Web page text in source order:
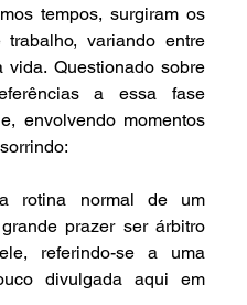
tempos, surgiram os
variando entre
vida. Questionado sobre
a essa fase
envolvendo momentos
rotina normal de um
prazer ser árbitro
referindo-se a uma
divulgada aqui em